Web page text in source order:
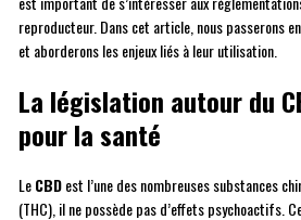
reproducteur. Dans cet article, nous passerons
et aborderons les enjeux liés à leur utilisation.
La législation autour du
pour la santé
LeCBDest l’une des nombreuses substances
(THC), il ne possède pas d’effets psychoactifs.